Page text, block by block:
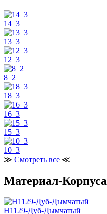
14_3
13_3
12_3
8_2
18_3
16_3
15_3
10_3
≫ Смотреть все ≪
Материал-Корпуса
H1129-Дуб-Дымчатый